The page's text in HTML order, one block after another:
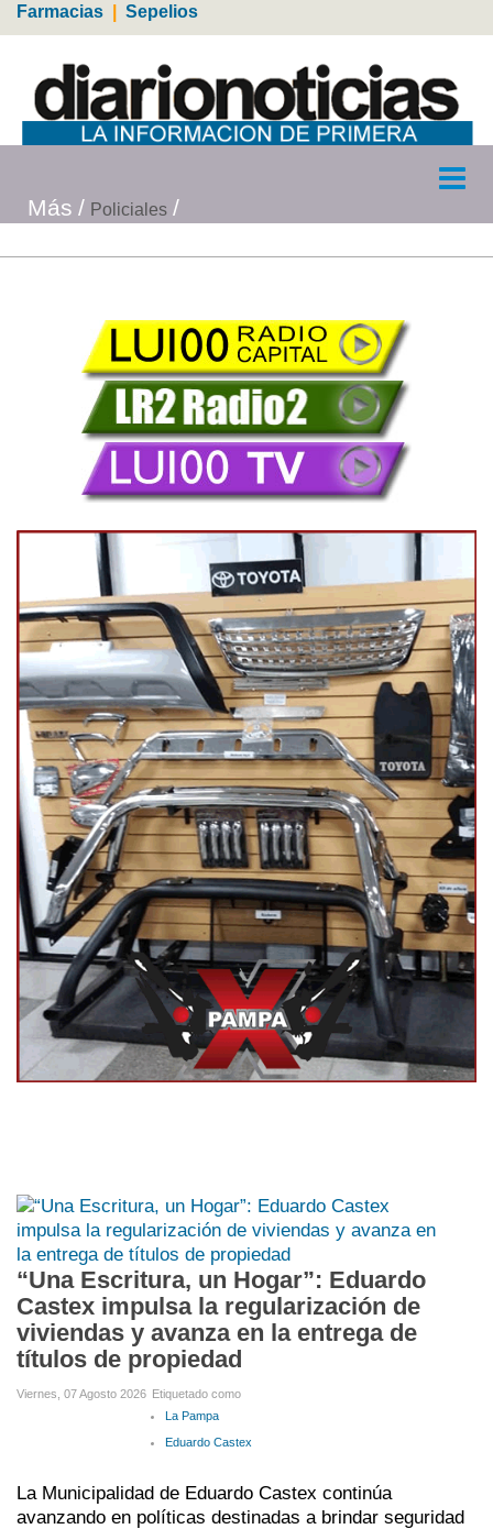
Farmacias Sepelios
Más Policiales
“Una Escritura, un Hogar”: Eduardo
Castex impulsa la regularización de
viviendas y avanza en la entrega de
títulos de propiedad
Viernes, 07 Agosto 2026 Etiquetado como
La Pampa
Eduardo Castex
La Municipalidad de Eduardo Castex continúa
avanzando en políticas destinadas a brindar seguridad